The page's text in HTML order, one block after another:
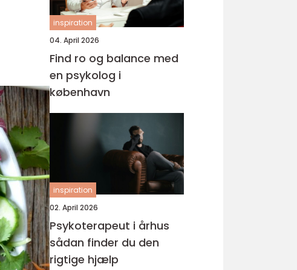
inspiration
04. April 2026
Find ro og balance med
en psykolog i
københavn
inspiration
02. April 2026
Psykoterapeut i århus
sådan finder du den
rigtige hjælp